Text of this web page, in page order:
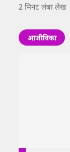
2 मिनट लंबा लेख
आजीविका